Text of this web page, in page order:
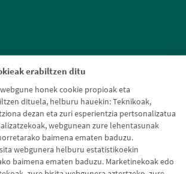
erabiltzen ditu
honek cookie propioak eta
dituela, helburu hauekin: Teknikoak,
dezan eta zuri esperientzia pertsonalizatua
webgunean zure lehentasunak
baimena ematen baduzu.
webgunera helburu estatistikoekin
baimena ematen baduzu. Marketinekoak edo